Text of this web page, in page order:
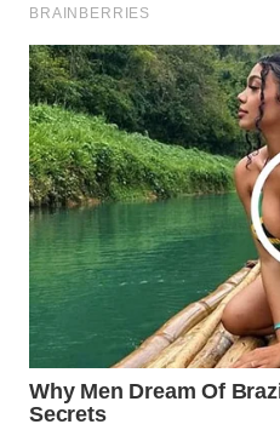
Wahana
Media
Group
WAHANA
NEWS
WAHANA
TANI
ADVOKAT
WAHANA